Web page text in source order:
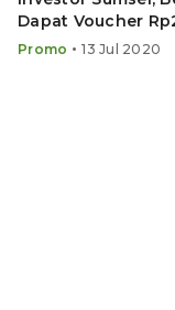
Dapat Voucher
Promo • 13 Jul 2020